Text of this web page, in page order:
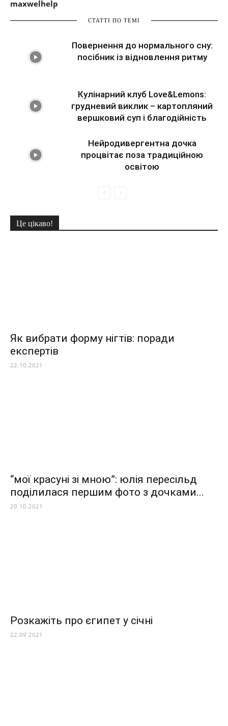
maxwelhelp
СТАТТІ ПО ТЕМІ
Повернення до нормального сну:
посібник із відновлення ритму
Кулінарний клуб Love&Lemons:
грудневий виклик – картопляний
вершковий суп і благодійність
Нейродивергентна дочка
процвітає поза традиційною
освітою
Це цікаво!
Як вибрати форму нігтів: поради
експертів
22.10.2021
“мої красуні зі мною”: юлія пересільд
поділилася першим фото з дочками...
20.10.2021
Розкажіть про єгипет у січні
22.09.2021